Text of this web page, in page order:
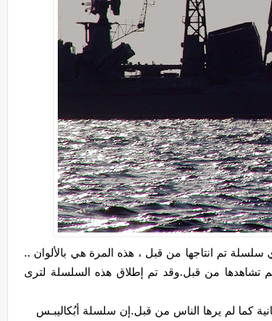
تم انتاجها من قبل ، هذه المرة هي بالألوان ..
لم تشاهدها من قبل.وقد تم إطلاق هذه السلسلة لترى
كما لم يرها الناس من قبل.إن سلسلة أبُكاليبـس